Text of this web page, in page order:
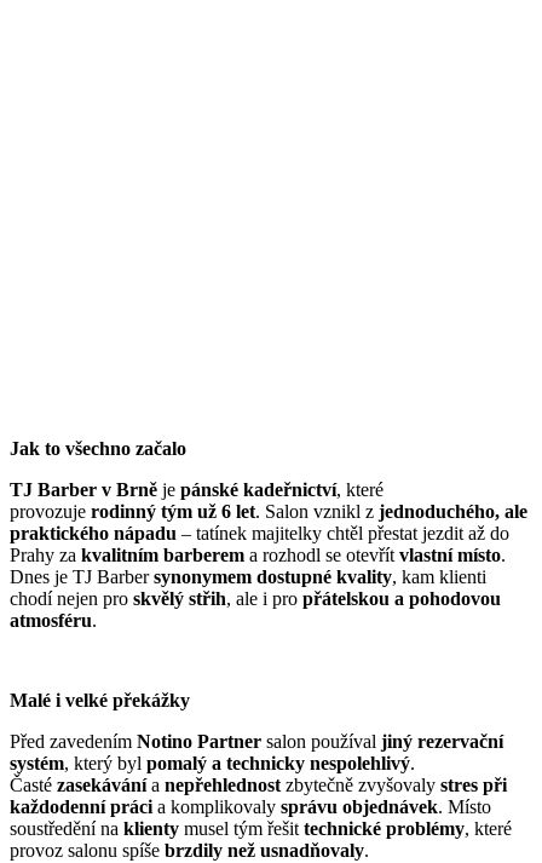
Jak to všechno začalo
TJ Barber v Brně je pánské kadeřnictví, které
provozuje rodinný tým už 6 let. Salon vznikl z jednoduchého, ale
praktického nápadu – tatínek majitelky chtěl přestat jezdit až do
Prahy za kvalitním barberem a rozhodl se otevřít vlastní místo.
Dnes je TJ Barbersynonymem dostupné kvality, kam klienti
chodí nejen pro skvělý střih, ale i pro přátelskou a pohodovou
atmosféru.
Malé i velké překážky
Před zavedením Notino Partner salon používal jiný rezervační
systém, který byl pomalý a technicky nespolehlivý.
Časté zasekávánía nepřehlednost zbytečně zvyšovaly stres při
každodenní práci a komplikovaly správu objednávek. Místo
soustředění na klienty musel tým řešit technické problémy, které
provoz salonu spíše brzdily než usnadňovaly.